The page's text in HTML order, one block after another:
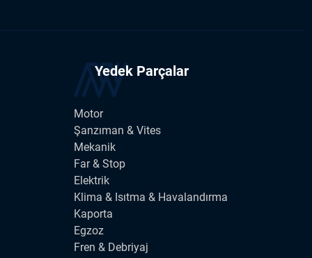
Yedek Parçalar
Motor
Şanzıman & Vites
Mekanik
Far & Stop
Elektrik
Klima & Isıtma & Havalandırma
Kaporta
Egzoz
Fren & Debriyaj